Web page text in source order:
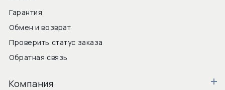
Гарантия
Обмен и возврат
Проверить статус заказа
Обратная связь
Компания